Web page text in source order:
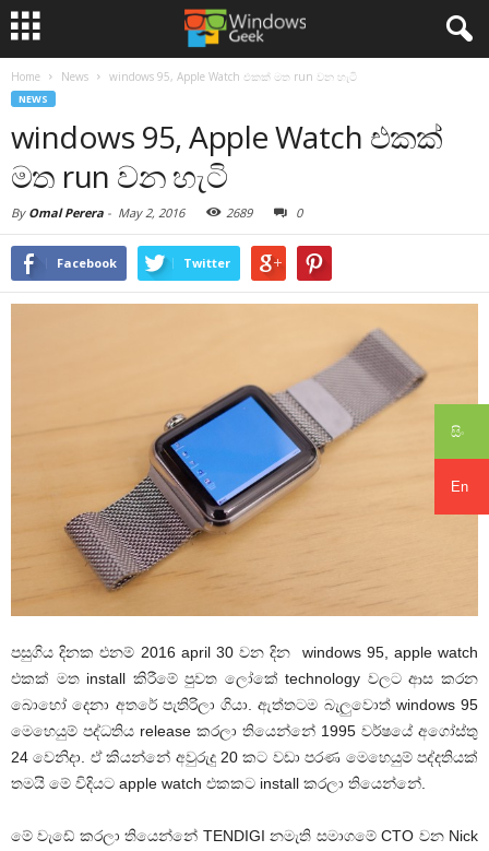
සිං
En
Home News windows 95, Apple Watch එකක් මත run වන හැටි
NEWS
windows 95, Apple Watch එකක්
මත run වන හැටි
By Omal Perera - May 2, 2016 2689 0
Facebook Twitter
පසුගිය දිනක එනම් 2016 april 30 වන දින windows 95, apple watch
එකක් මත install කිරීමේ පුවත ලෝකේ technology වලට ආස කරන
බොහෝ දෙනා අතරේ පැතිරිලා ගියා. ඇත්තටම බැලුවොත් windows 95
මෙහෙයුම් පද්ධතිය release කරලා තියෙන්නේ 1995 වර්ෂයේ අගෝස්තු
24 වෙනිදා. ඒ කියන්නේ අවුරුදු 20 කට වඩා පරණ මෙහෙයුම් පද්දතියක්
තමයි මේ විදියට apple watch එකකට install කරලා තියෙන්නේ.
මේ වැඩේ කරලා තියෙන්නේ TENDIGI නමැති සමාගමේ CTO වන Nick